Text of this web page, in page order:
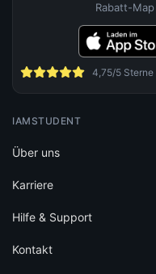
Rabatt-
4,75/5 Sterne
IAMSTUDENT
Über uns
Karriere
Hilfe & Support
Kontakt